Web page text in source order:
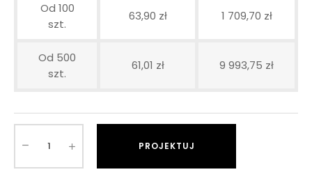
Od 100
szt.
63,90 zł 1 709,70 zł
Od 500
szt.
61,01 zł 9 993,75 zł
PROJEKTUJ